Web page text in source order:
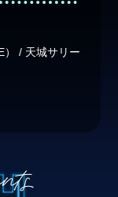
） / 天城サリー